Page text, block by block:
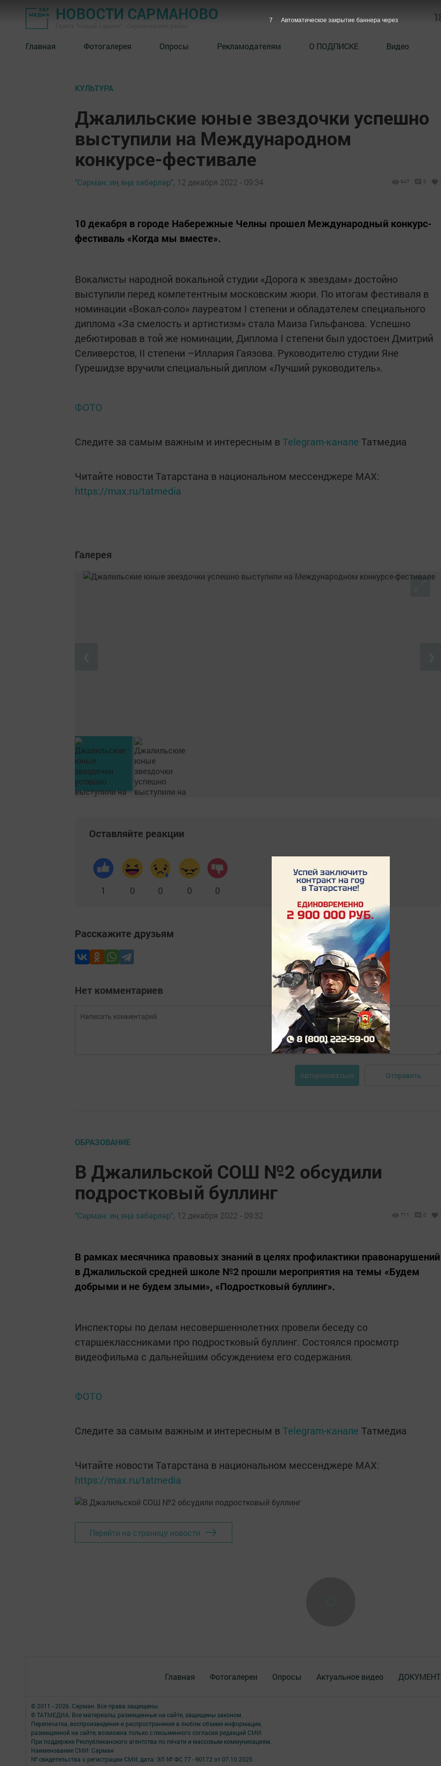
НОВОСТИ САРМАНОВО
Главная Фотогалерея Опросы Рекламодателям О ПОДПИСКЕ Видео
КУЛЬТУРА
Джалильские юные звездочки успешно
выступили на Международном
конкурсе-фестивале
"Сарман: иң яңа хәбәрләр", 12 декабря 2022 - 09:34 647 0
10 декабря в городе Набережные Челны прошел Международный конкурс-
фестиваль «Когда мы вместе».
Вокалисты народной вокальной студии «Дорога к звездам» достойно
выступили перед компетентным московским жюри. По итогам фестиваля в
номинации «Вокал-соло» лауреатом I степени и обладателем специального
диплома «За смелость и артистизм» стала Маиза Гильфанова. Успешно
дебютировав в той же номинации, Диплома I степени был удостоен Дмитрий
Селиверстов, II степени –Иллария Гаязова. Руководителю студии Яне
Гурешидзе вручили специальный диплом «Лучший руководитель».
ФОТО
Следите за самым важным и интересным в Telegram-канале Татмедиа
Читайте новости Татарстана в национальном мессенджере MАХ:
https://max.ru/tatmedia
Галерея
Оставляйте реакции
1 0 0 0 0
Расскажите друзьям
Нет комментариев
Авторизоваться Отправить
ОБРАЗОВАНИЕ
В Джалильской СОШ №2 обсудили
подростковый буллинг
"Сарман: иң яңа хәбәрләр", 12 декабря 2022 - 09:32 711 0
В рамках месячника правовых знаний в целях профилактики правонарушений
в Джалильской средней школе №2 прошли мероприятия на темы «Будем
добрыми и не будем злыми», «Подростковый буллинг».
Инспекторы по делам несовершеннолетних провели беседу со
старшеклассниками про подростковый буллинг. Состоялся просмотр
видеофильма с дальнейшим обсуждением его содержания.
ФОТО
Следите за самым важным и интересным в Telegram-канале Татмедиа
Читайте новости Татарстана в национальном мессенджере MАХ:
https://max.ru/tatmedia
Перейти на страницу новости
Главная Фотогалереи Опросы Актуальное видео
© 2011 - 2026. Сарман. Все права защищены.
© ТАТМЕДИА. Все материалы, размещенные на сайте, защищены законом.
Перепечатка, воспроизведение и распространение в любом объеме информации,
размещенной на сайте, возможна только с письменного согласия редакций СМИ.
При поддержке Республиканского агентства по печати и массовым коммуникациям.
Наименование СМИ: Сарман
№ свидетельства о регистрации СМИ, дата: ЭЛ № ФС 77 - 90172 от 07.10.2025
6 Автоматическое закрытие баннера через